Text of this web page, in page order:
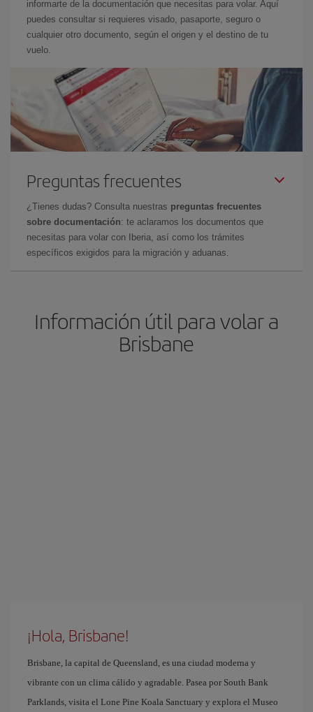
informarte de la documentación que necesitas para volar. Aquí
puedes consultar si requieres visado, pasaporte, seguro o
cualquier otro documento, según el origen y el destino de tu
vuelo.
Preguntas frecuentes
¿Tienes dudas? Consulta nuestras preguntas frecuentes
sobre documentación: te aclaramos los documentos que
necesitas para volar con Iberia, así como los trámites
específicos exigidos para la migración y aduanas.
Información útil para volar a
Brisbane
¡Hola, Brisbane!
Brisbane, la capital de Queensland, es una ciudad moderna y
vibrante con un clima cálido y agradable. Pasea por South Bank
Parklands, visita el Lone Pine Koala Sanctuary y explora el Museo